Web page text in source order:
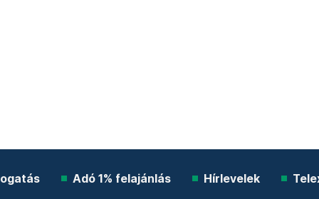
Adó 1% felajánlás Hírlevelek